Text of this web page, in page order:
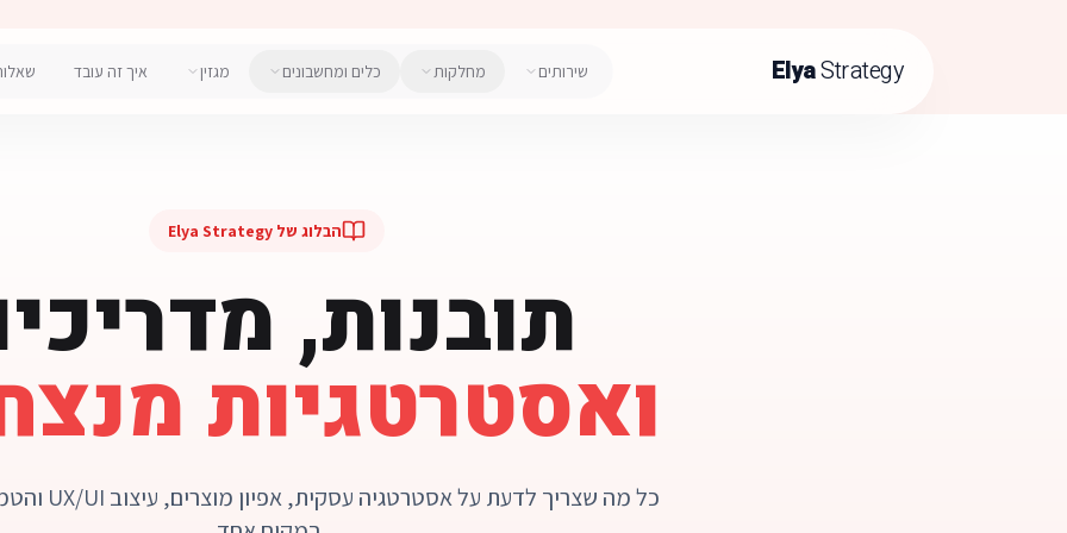
ElyaStrategy שירותים מחלקות כלים ומחשבונים מגזין איך זה עובד
הבלוג של Elya Strategy
תובנות,
ואסטרטגיות